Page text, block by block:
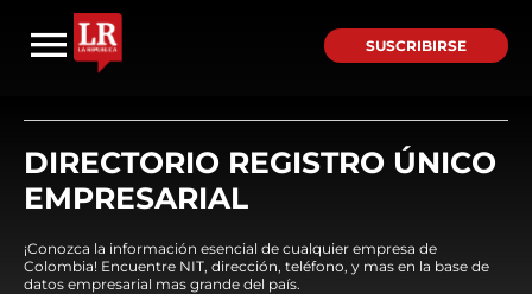
SUSCRIBIRSE
DIRECTORIO REGISTRO ÚNICO
EMPRESARIAL
¡Conozca la información esencial de cualquier empresa de
Colombia! Encuentre NIT, dirección, teléfono, y mas en la base de
datos empresarial mas grande del país.